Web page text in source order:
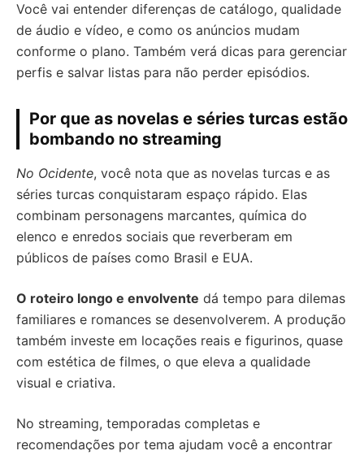
Você vai entender diferenças de catálogo, qualidade
de áudio e vídeo, e como os anúncios mudam
conforme o plano. Também verá dicas para gerenciar
perfis e salvar listas para não perder episódios.
Por que as novelas e séries turcas estão
bombando no streaming
No Ocidente, você nota que as novelas turcas e as
séries turcas conquistaram espaço rápido. Elas
combinam personagens marcantes, química do
elenco e enredos sociais que reverberam em
públicos de países como Brasil e EUA.
O roteiro longo e envolvente dá tempo para dilemas
familiares e romances se desenvolverem. A produção
também investe em locações reais e figurinos, quase
com estética de filmes, o que eleva a qualidade
visual e criativa.
No streaming, temporadas completas e
recomendações por tema ajudam você a encontrar